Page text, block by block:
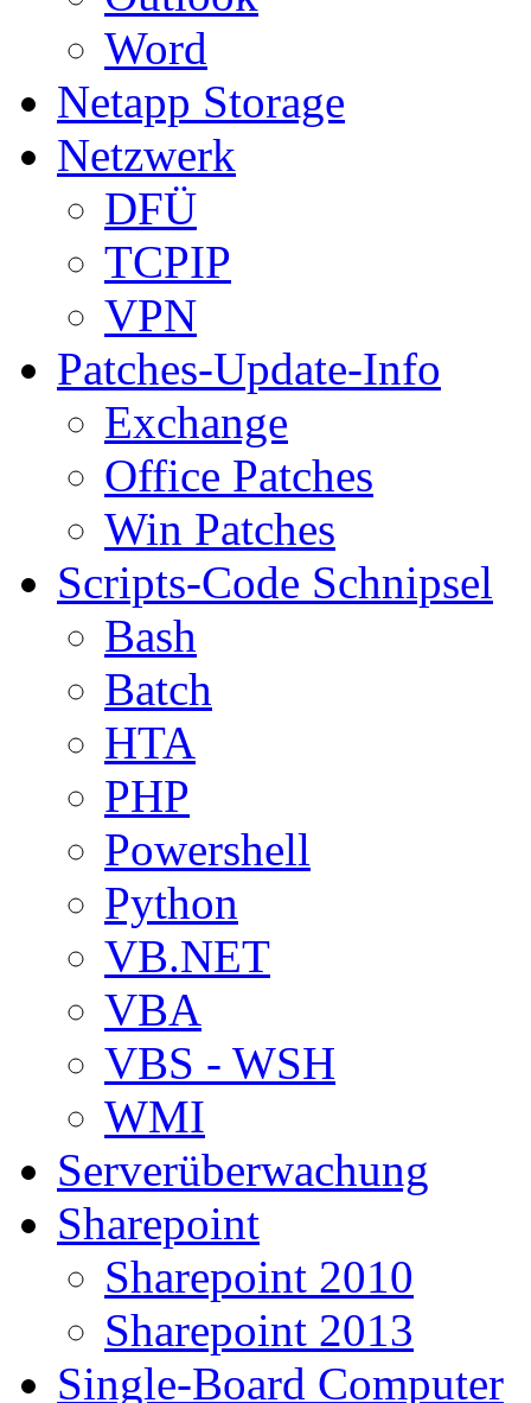
Word
Netapp Storage
Netzwerk
DFÜ
TCPIP
VPN
Patches-Update-Info
Exchange
Office Patches
Win Patches
Scripts-Code Schnipsel
Bash
Batch
HTA
PHP
Powershell
Python
VB.NET
VBA
VBS - WSH
WMI
Serverüberwachung
Sharepoint
Sharepoint 2010
Sharepoint 2013
Single-Board Computer